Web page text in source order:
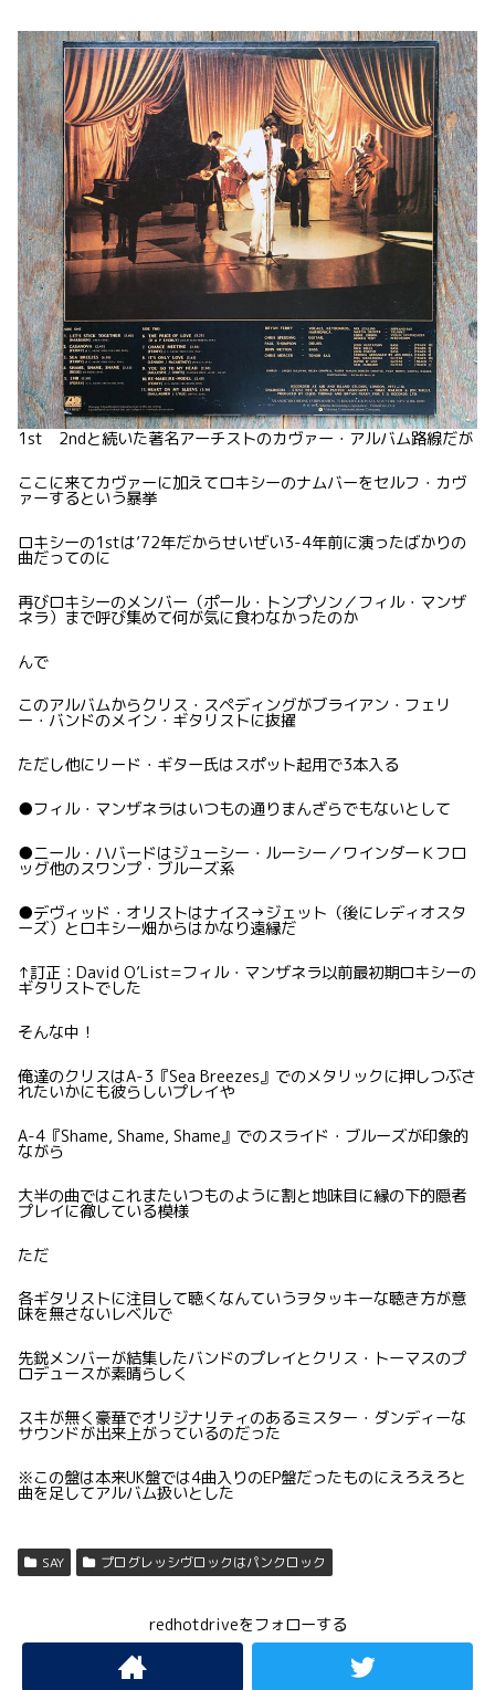
1st 2ndと続いた著名アーチストのカヴァー・アルバム路線だが
ここに来てカヴァーに加えてロキシーのナムバーをセルフ・カヴ
ァーするという暴挙
ロキシーの1stは’72年だからせいぜい3-4年前に演ったばかりの
曲だってのに
再びロキシーのメンバー（ポール・トンプソン／フィル・マンザ
ネラ）まで呼び集めて何が気に食わなかったのか
んで
このアルバムからクリス・スペディングがブライアン・フェリ
ー・バンドのメイン・ギタリストに抜擢
ただし他にリード・ギター氏はスポット起用で3本入る
●フィル・マンザネラはいつもの通りまんざらでもないとして
●ニール・ハバードはジューシー・ルーシー／ワインダーＫフロ
ッグ他のスワンプ・ブルーズ系
●デヴィッド・オリストはナイス→ジェット（後にレディオスタ
ーズ）とロキシー畑からはかなり遠縁だ
↑訂正：David O’List=フィル・マンザネラ以前最初期ロキシーの
ギタリストでした
そんな中！
俺達のクリスはA-3『Sea Breezes』でのメタリックに押しつぶさ
れたいかにも彼らしいプレイや
A-4『Shame, Shame, Shame』でのスライド・ブルーズが印象的
ながら
大半の曲ではこれまたいつものように割と地味目に縁の下的隠者
プレイに徹している模様
ただ
各ギタリストに注目して聴くなんていうヲタッキーな聴き方が意
味を無さないレベルで
先鋭メンバーが結集したバンドのプレイとクリス・トーマスのプ
ロデュースが素晴らしく
スキが無く豪華でオリジナリティのあるミスター・ダンディーな
サウンドが出来上がっているのだった
※この盤は本来UK盤では4曲入りのEP盤だったものにえろえろと
曲を足してアルバム扱いとした
SAY プログレッシヴロックはパンクロック
redhotdriveをフォローする